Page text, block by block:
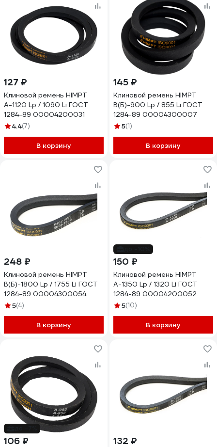
127 ₽
Клиновой ремень HIMPT
А-1120 Lp / 1090 Li ГОСТ
1284-89 00004200031
4.4(7)
В корзину
145 ₽
Клиновой ремень HIMPT
В(Б)-900 Lp / 855 Li ГОСТ
1284-89 00004300007
5(1)
В корзину
248 ₽
Клиновой ремень HIMPT
В(Б)-1800 Lp / 1755 Li ГОСТ
1284-89 00004300054
5(4)
В корзину
150 ₽
Клиновой ремень HIMPT
А-1350 Lp / 1320 Li ГОСТ
1284-89 00004200052
5(10)
В корзину
106 ₽ 132 ₽